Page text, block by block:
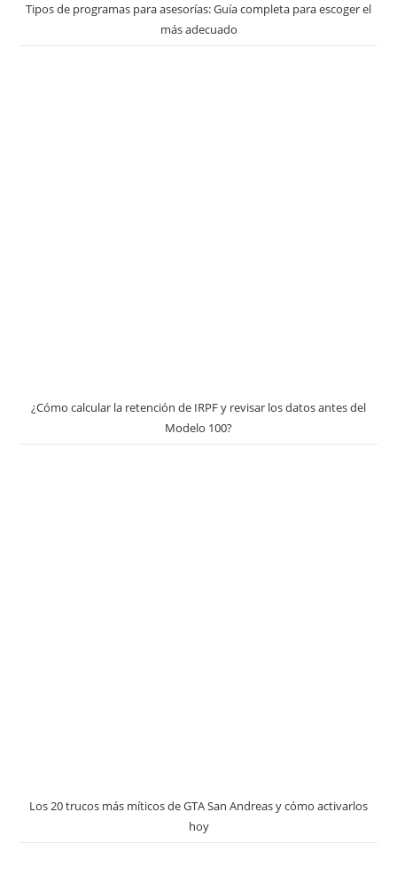
Tipos de programas para asesorías: Guía completa para escoger el
más adecuado
¿Cómo calcular la retención de IRPF y revisar los datos antes del
Modelo 100?
Los 20 trucos más míticos de GTA San Andreas y cómo activarlos
hoy